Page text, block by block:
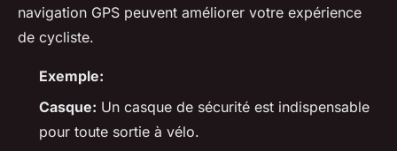
navigation GPS peuvent améliorer votre expérience
de cycliste.
Exemple:
Casque: Un casque de sécurité est indispensable
pour toute sortie à vélo.